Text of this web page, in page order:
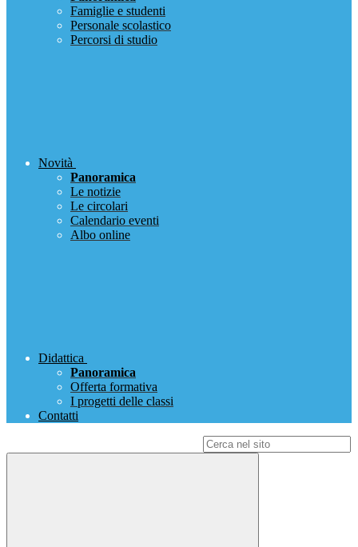
Famiglie e studenti
Personale scolastico
Percorsi di studio
Novità
Panoramica
Le notizie
Le circolari
Calendario eventi
Albo online
Didattica
Panoramica
Offerta formativa
I progetti delle classi
Contatti